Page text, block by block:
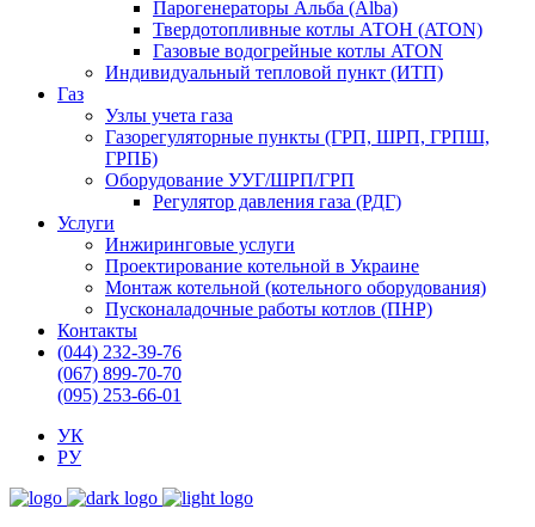
Парогенераторы Альба (Alba)
Твердотопливные котлы АТОН (ATON)
Газовые водогрейные котлы ATON
Индивидуальный тепловой пункт (ИТП)
Газ
Узлы учета газа
Газорегуляторные пункты (ГРП, ШРП, ГРПШ,
ГРПБ)
Оборудование УУГ/ШРП/ГРП
Регулятор давления газа (РДГ)
Услуги
Инжиринговые услуги
Проектирование котельной в Украине
Монтаж котельной (котельного оборудования)
Пусконаладочные работы котлов (ПНР)
Контакты
(044) 232-39-76
(067) 899-70-70
(095) 253-66-01
УК
РУ